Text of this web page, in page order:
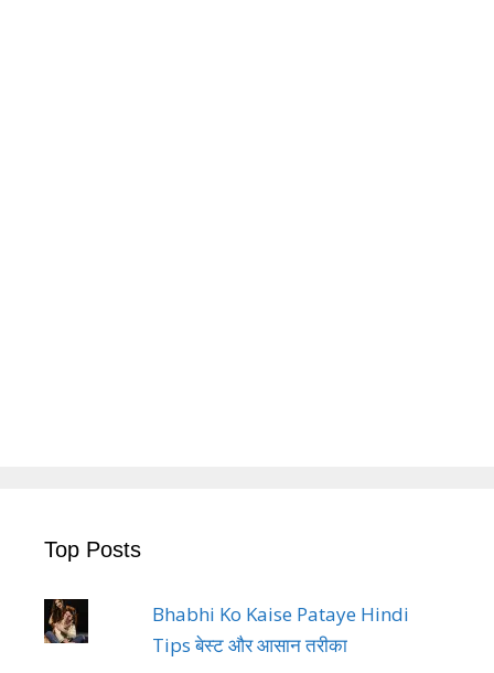
Top Posts
Bhabhi Ko Kaise Pataye Hindi
Tips बेस्ट और आसान तरीका